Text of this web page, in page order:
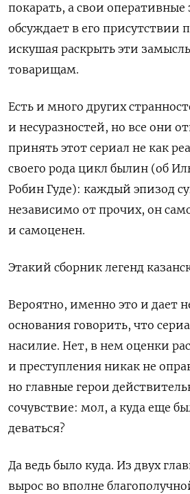
покарать, а свои
обсуждает в его присутствии
искушая раскрыть эти
товарищам.
Есть и много других
и несуразностей, но все они
принять этот сериал не как
своего рода цикл былин (об
Робин Гуде): каждый эпизод
независимо от прочих, он
и самоценен.
Этакий сборник легенд
Вероятно, именно это и дает
основания говорить, что
насилие. Нет, в нем оценки
и преступления никак не
но главные герои
сочувствие: мол, а куда еще
деваться?
Да ведь было куда. Из двух
вырос во вполне